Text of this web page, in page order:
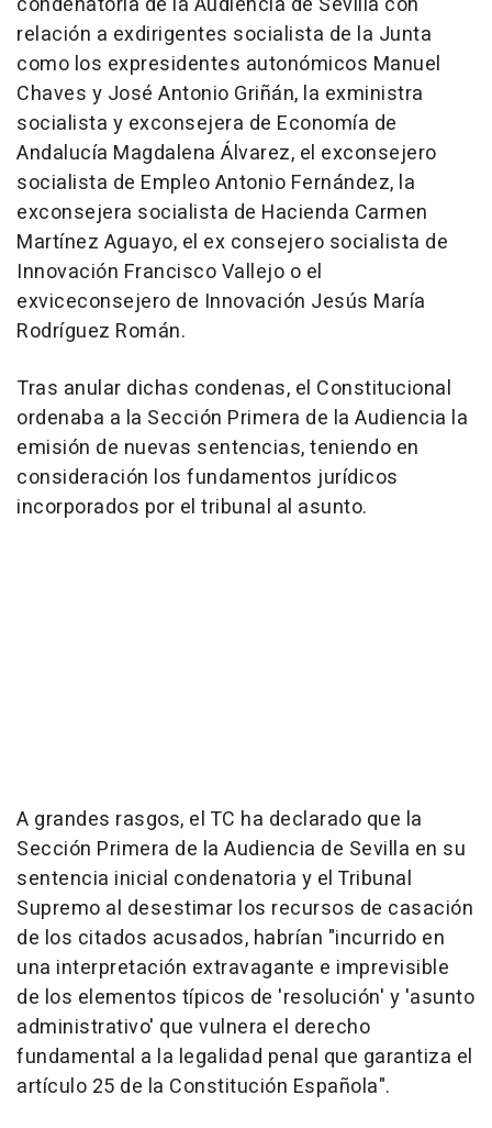
relación a exdirigentes socialista de la Junta
como los expresidentes autonómicos Manuel
Chaves y José Antonio Griñán, la exministra
socialista y exconsejera de Economía de
Andalucía Magdalena Álvarez, el exconsejero
socialista de Empleo Antonio Fernández, la
exconsejera socialista de Hacienda Carmen
Martínez Aguayo, el ex consejero socialista de
Innovación Francisco Vallejo o el
exviceconsejero de Innovación Jesús María
Rodríguez Román.
Tras anular dichas condenas, el Constitucional
ordenaba a la Sección Primera de la Audiencia la
emisión de nuevas sentencias, teniendo en
consideración los fundamentos jurídicos
incorporados por el tribunal al asunto.
A grandes rasgos, el TC ha declarado que la
Sección Primera de la Audiencia de Sevilla en su
sentencia inicial condenatoria y el Tribunal
Supremo al desestimar los recursos de casación
de los citados acusados, habrían "incurrido en
una interpretación extravagante e imprevisible
de los elementos típicos de 'resolución' y 'asunto
administrativo' que vulnera el derecho
fundamental a la legalidad penal que garantiza el
artículo 25 de la Constitución Española".